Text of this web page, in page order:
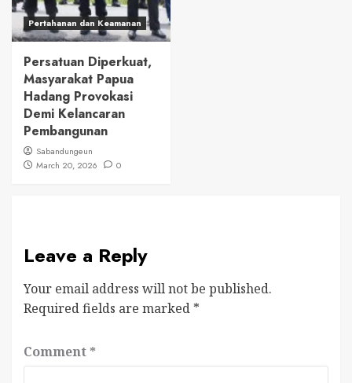
Pertahanan dan Keamanan
Persatuan Diperkuat,
Masyarakat Papua
Hadang Provokasi
Demi Kelancaran
Pembangunan
Sabandungeun
March 20, 2026
0
Leave a Reply
Your email address will not be published.
Required fields are marked *
Comment *